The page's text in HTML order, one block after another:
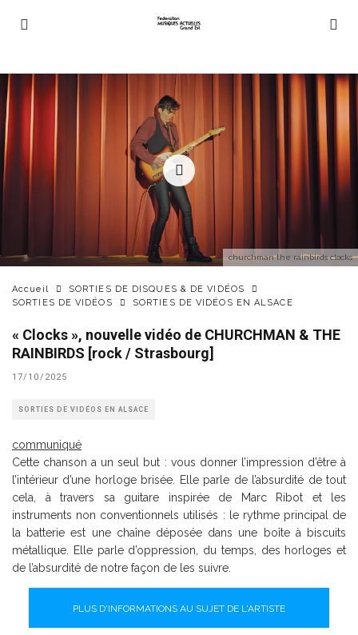
churchman the rainbirds clocks
Accueil
SORTIES DE DISQUES & DE VIDÉOS
SORTIES DE VIDÉOS
SORTIES DE VIDÉOS EN ALSACE
« Clocks », nouvelle vidéo de CHURCHMAN & THE
RAINBIRDS [rock / Strasbourg]
17/10/2025
SORTIES DE VIDÉOS EN ALSACE
communiqué
Cette chanson a un seul but : vous donner l’impression d’être à
l’intérieur d’une horloge brisée. Elle parle de l’absurdité de tout
cela, à travers sa guitare inspirée de Marc Ribot et les
instruments non conventionnels utilisés : le rythme principal de
la batterie est une chaîne déposée dans une boîte à biscuits
métallique. Elle parle d’oppression, du temps, des horloges et
de l’absurdité de notre façon de les suivre.
PLUS D'INFORMATIONS AU SUJET DE L'ARTISTE